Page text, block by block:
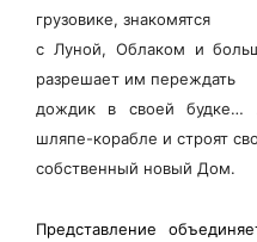
грузовике, знакомятся
с Луной, Облаком и
разрешает им переждать
дождик в своей
шляпе-корабле и строят
собственный новый Дом.
Представление